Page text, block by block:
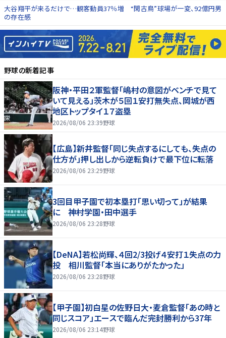
大谷翔平が来るだけで…観客動員37％増 “閑古鳥”球場が一変、92億円男
の存在感
野球の新着記事
阪神・平田２軍監督「嶋村の意図がベンチで見て
いて見える」茨木が５回１安打無失点、岡城が西
地区トップタイ１７盗塁
2026/08/06 23:39野球
【広島】新井監督「同じ失点するにしても、失点の
仕方が」押し出しから逆転負けで最下位に転落
2026/08/06 23:29野球
3回目甲子園で初本塁打「思い切って」が結果
に 神村学園・田中選手
2026/08/06 23:28野球
【DeNA】若松尚輝、４回2/3投げ４安打１失点の力
投 相川監督「本当にありがたかった」
2026/08/06 23:28野球
【甲子園】初白星の佐野日大・麦倉監督「あの時と
同じスコア」エースで臨んだ完封勝利から37年
2026/08/06 23:14野球